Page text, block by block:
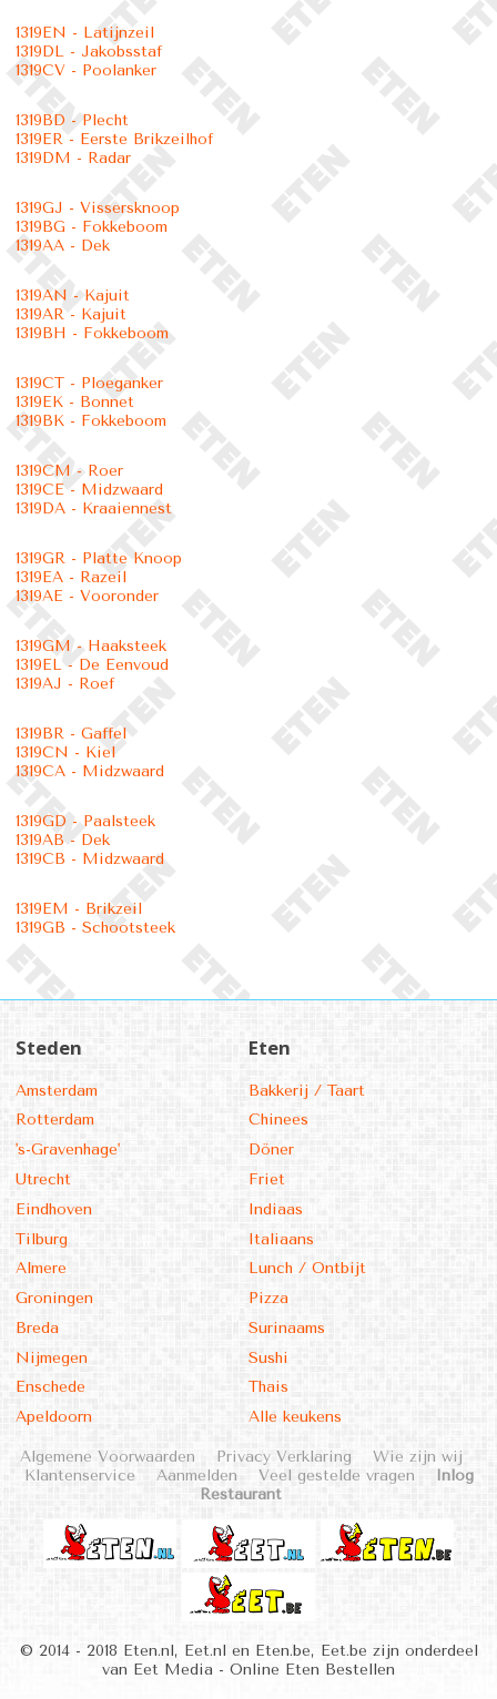
1319EN - Latijnzeil
1319DL - Jakobsstaf
1319CV - Poolanker
1319BD - Plecht
1319ER - Eerste Brikzeilhof
1319DM - Radar
1319GJ - Vissersknoop
1319BG - Fokkeboom
1319AA - Dek
1319AN - Kajuit
1319AR - Kajuit
1319BH - Fokkeboom
1319CT - Ploeganker
1319EK - Bonnet
1319BK - Fokkeboom
1319CM - Roer
1319CE - Midzwaard
1319DA - Kraaiennest
1319GR - Platte Knoop
1319EA - Razeil
1319AE - Vooronder
1319GM - Haaksteek
1319EL - De Eenvoud
1319AJ - Roef
1319BR - Gaffel
1319CN - Kiel
1319CA - Midzwaard
1319GD - Paalsteek
1319AB - Dek
1319CB - Midzwaard
1319EM - Brikzeil
1319GB - Schootsteek
Steden
Amsterdam
Rotterdam
's-Gravenhage'
Utrecht
Eindhoven
Tilburg
Almere
Groningen
Breda
Nijmegen
Enschede
Apeldoorn
Eten
Bakkerij / Taart
Chinees
Döner
Friet
Indiaas
Italiaans
Lunch / Ontbijt
Pizza
Surinaams
Sushi
Thais
Alle keukens
Algemene Voorwaarden Privacy Verklaring
Wie zijn wij
Klantenservice
Aanmelden Veel gestelde vragen
Inlog
Restaurant
© 2014 - 2018 Eten.nl, Eet.nl en Eten.be, Eet.be zijn onderdeel
van Eet Media - Online Eten Bestellen